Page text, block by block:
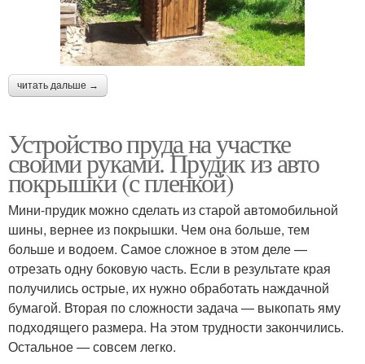
читать дальше →
Устройство пруда на участке
своими руками. Прудик из авто
покрышки (с пленкой)
Мини-прудик можно сделать из старой автомобильной
шины, вернее из покрышки. Чем она больше, тем
больше и водоем. Самое сложное в этом деле —
отрезать одну боковую часть. Если в результате края
получились острые, их нужно обработать наждачной
бумагой. Вторая по сложности задача — выкопать яму
подходящего размера. На этом трудности закончились.
Остальное — совсем легко.